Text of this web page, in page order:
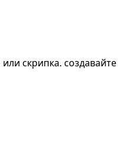
скрипка. создавайте